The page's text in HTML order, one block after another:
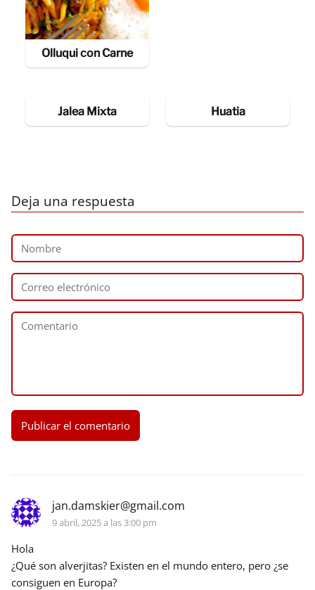
Olluqui con Carne
Jalea Mixta Huatia
jan.damskier@gmail.com
9 abril, 2025 a las 3:00 pm
Hola
¿Qué son alverjitas? Existen en el mundo entero, pero ¿se
consiguen en Europa?
Deja una respuesta